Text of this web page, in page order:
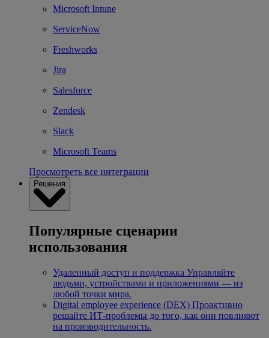
Microsoft Intune
ServiceNow
Freshworks
Jira
Salesforce
Zendesk
Slack
Microsoft Teams
Просмотреть все интеграции
Решения
Популярные сценарии
использования
Удаленный доступ и поддержка Управляйте
людьми, устройствами и приложениями — из
любой точки мира.
Digital employee experience (DEX) Проактивно
решайте ИТ-проблемы до того, как они повлияют
на производительность.